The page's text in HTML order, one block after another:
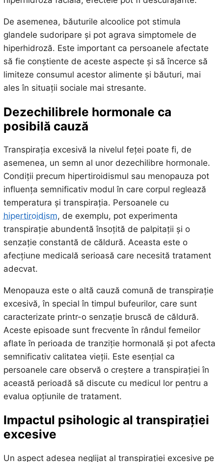
De asemenea, băuturile alcoolice pot stimula
glandele sudoripare și pot agrava simptomele de
hiperhidroză. Este important ca persoanele afectate
să fie conștiente de aceste aspecte și să încerce să
limiteze consumul acestor alimente și băuturi, mai
ales în situații sociale mai stresante.
Dezechilibrele hormonale ca
posibilă cauză
Transpirația excesivă la nivelul feței poate fi, de
asemenea, un semn al unor dezechilibre hormonale.
Condiții precum hipertiroidismul sau menopauza pot
influența semnificativ modul în care corpul reglează
temperatura și transpirația. Persoanele cu
hipertiroidism, de exemplu, pot experimenta
transpirație abundentă însoțită de palpitații și o
senzație constantă de căldură. Aceasta este o
afecțiune medicală serioasă care necesită tratament
adecvat.
Menopauza este o altă cauză comună de transpirație
excesivă, în special în timpul bufeurilor, care sunt
caracterizate printr-o senzație bruscă de căldură.
Aceste episoade sunt frecvente în rândul femeilor
aflate în perioada de tranziție hormonală și pot afecta
semnificativ calitatea vieții. Este esențial ca
persoanele care observă o creștere a transpirației în
această perioadă să discute cu medicul lor pentru a
evalua opțiunile de tratament.
Impactul psihologic al transpirației
excesive
Un aspect adesea neglijat al transpirației excesive pe